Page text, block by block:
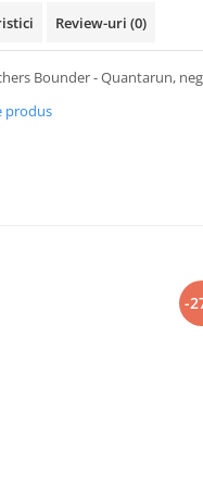
Review-uri (0)
Bounder - Quantarun,
produs
-